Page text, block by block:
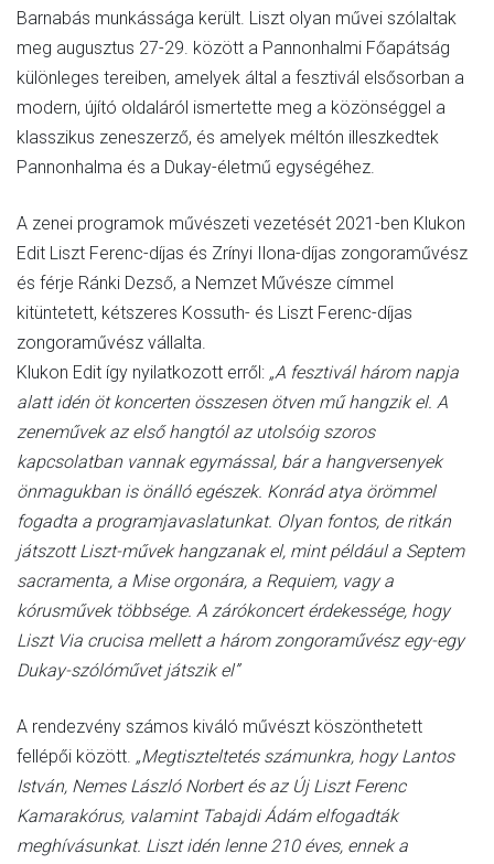
Barnabás munkássága került. Liszt olyan művei szólaltak
meg augusztus 27-29. között a Pannonhalmi Főapátság
különleges tereiben, amelyek által a fesztivál elsősorban a
modern, újító oldaláról ismertette meg a közönséggel a
klasszikus zeneszerző, és amelyek méltón illeszkedtek
Pannonhalma és a Dukay-életmű egységéhez.
A zenei programok művészeti vezetését 2021-ben Klukon
Edit Liszt Ferenc-díjas és Zrínyi Ilona-díjas zongoraművész
és férje Ránki Dezső, a Nemzet Művésze címmel
kitüntetett, kétszeres Kossuth- és Liszt Ferenc-díjas
zongoraművész vállalta.
Klukon Edit így nyilatkozott erről: „A fesztivál három napja
alatt idén öt koncerten összesen ötven mű hangzik el. A
zeneművek az első hangtól az utolsóig szoros
kapcsolatban vannak egymással, bár a hangversenyek
önmagukban is önálló egészek. Konrád atya örömmel
fogadta a programjavaslatunkat. Olyan fontos, de ritkán
játszott Liszt-művek hangzanak el, mint például a Septem
sacramenta, a Mise orgonára, a Requiem, vagy a
kórusművek többsége. A zárókoncert érdekessége, hogy
Liszt Via crucisa mellett a három zongoraművész egy-egy
Dukay-szólóművet játszik el”
A rendezvény számos kiváló művészt köszönthetett
fellépői között. „Megtiszteltetés számunkra, hogy Lantos
István, Nemes László Norbert és az Új Liszt Ferenc
Kamarakórus, valamint Tabajdi Ádám elfogadták
meghívásunkat. Liszt idén lenne 210 éves, ennek a